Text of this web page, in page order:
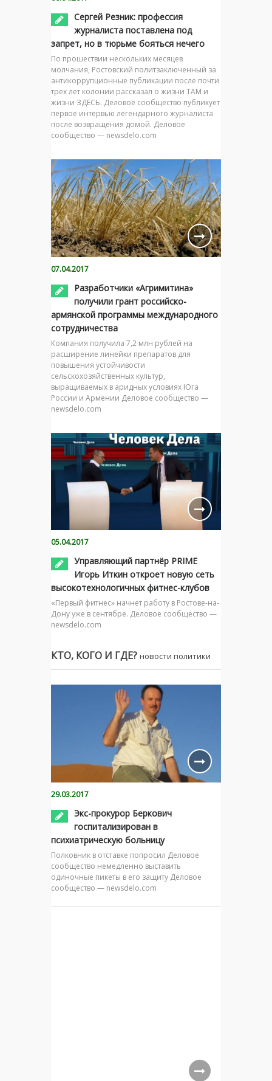
Сергей Резник: профессия
журналиста поставлена под
запрет, но в тюрьме бояться нечего
По прошествии нескольких месяцев
молчания, Ростовский политзаключенный за
антикоррупционные публикации после почти
трех лет колонии рассказал о жизни ТАМ и
жизни ЗДЕСЬ. Деловое сообщество публикует
первое интервью легендарного журналиста
после возвращения домой. Деловое
сообщество — newsdelo.com
07.04.2017
Разработчики «Агримитина»
получили грант российско-
армянской программы международного
сотрудничества
Компания получила 7,2 млн рублей на
расширение линейки препаратов для
повышения устойчивости
сельскохозяйственных культур,
выращиваемых в аридных условиях Юга
России и Армении Деловое сообщество —
newsdelo.com
05.04.2017
Управляющий партнёр PRIME
Игорь Иткин откроет новую сеть
высокотехнологичных фитнес-клубов
«Первый фитнес» начнет работу в Ростове-на-
Дону уже в сентябре. Деловое сообщество —
newsdelo.com
КТО, КОГО И ГДЕ? новости политики
29.03.2017
Экс-прокурор Беркович
госпитализирован в
психиатрическую больницу
Полковник в отставке попросил Деловое
сообщество немедленно выставить
одиночные пикеты в его защиту Деловое
сообщество — newsdelo.com